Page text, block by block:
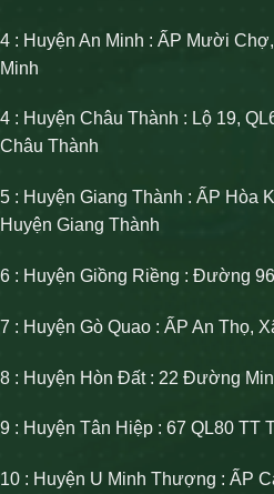
4 : Huyện An Minh : ẤP Mười
Minh
4 : Huyện Châu Thành : Lộ 19,
Châu Thành
5 : Huyện Giang Thành : ẤP Hòa
Huyện Giang Thành
6 : Huyện Giồng Riềng : Đường
7 : Huyện Gò Quao : ẤP An Thọ,
8 : Huyện Hòn Đất : 22 Đường
9 : Huyện Tân Hiệp : 67 QL80 TT
10 : Huyện U Minh Thượng : ẤP